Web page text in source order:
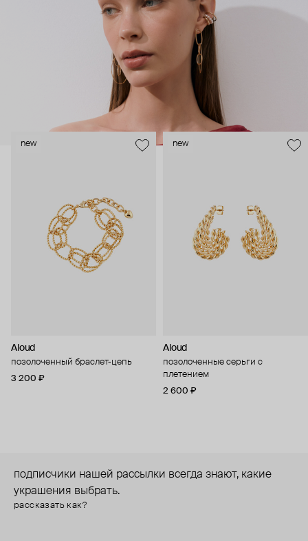
new
Aloud
позолоченный браслет-цепь
3 200 ₽
new
Aloud
позолоченные серьги с
плетением
2 600 ₽
подписчики нашей рассылки всегда знают, какие
украшения выбрать.
рассказать как?